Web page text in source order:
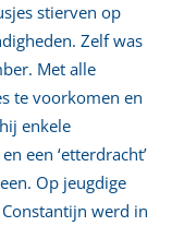
stierven op
Zelf was
Met alle
te voorkomen en
enkele
een ‘etterdracht’
Op jeugdige
werd in